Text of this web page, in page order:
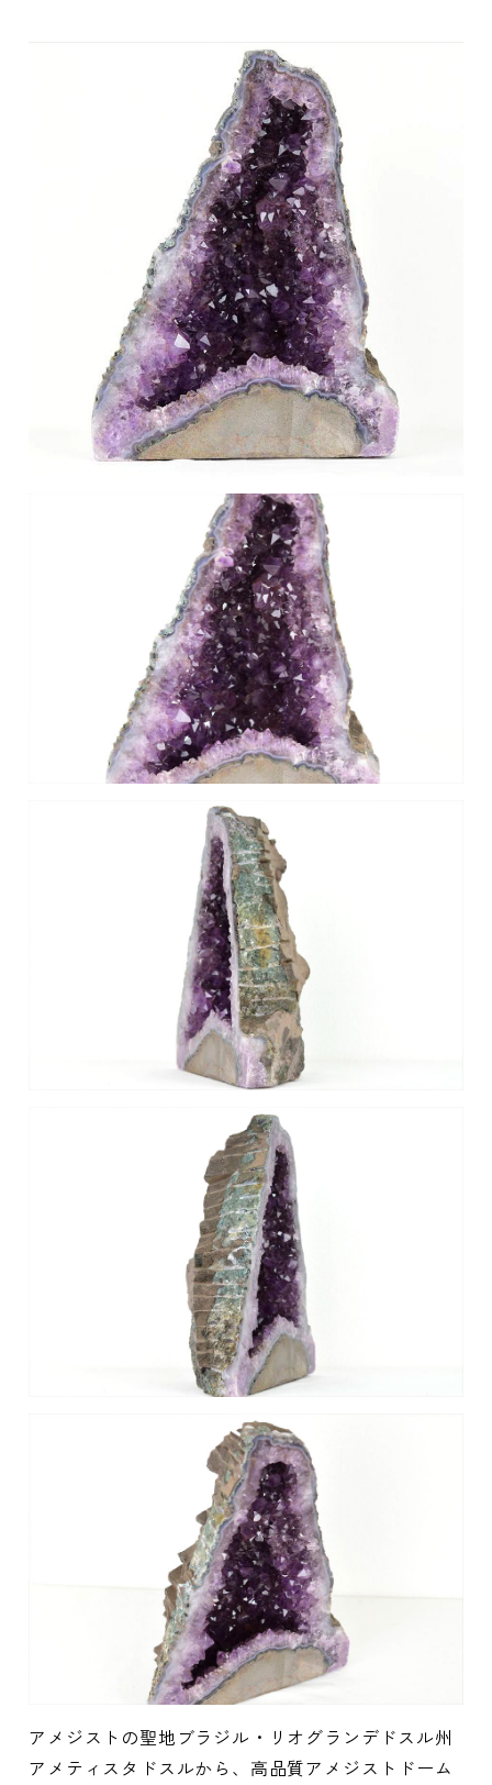
アメジストの聖地ブラジル・リオグランデドスル州
アメティスタドスルから、高品質アメジストドーム